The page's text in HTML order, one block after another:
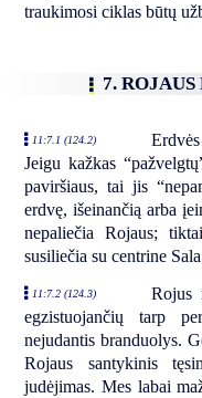
traukimosi ciklas būtų
7.
11:7.1 (124.2)
Jeigu kažkas
paviršiaus, tai jis
erdvę, išeinančią arba
nepaliečia Rojaus;
susiliečia su centrine
11:7.2 (124.3)
Rojus
egzistuojančių tarp
nejudantis branduolys.
Rojaus santykinis
judėjimas. Mes labai